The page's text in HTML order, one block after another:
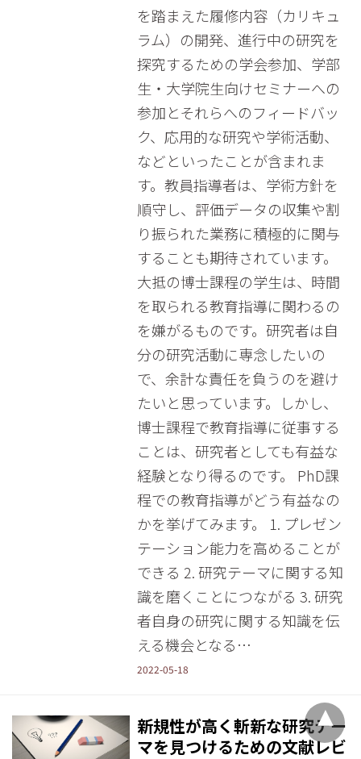
を踏まえた履修内容（カリキュ
ラム）の開発、進行中の研究を
探究するための学会参加、学部
生・大学院生向けセミナーへの
参加とそれらへのフィードバッ
ク、応用的な研究や学術活動、
などといったことが含まれま
す。教員指導者は、学術方針を
順守し、評価データの収集や割
り振られた業務に積極的に関与
することも期待されています。
大抵の博士課程の学生は、時間
を取られる教育指導に関わるの
を嫌がるものです。研究者は自
分の研究活動に専念したいの
で、余計な責任を負うのを避け
たいと思っています。しかし、
博士課程で教育指導に従事する
ことは、研究者としても有益な
経験となり得るのです。 PhD課
程での教育指導がどう有益なの
かを挙げてみます。 1. プレゼン
テーション能力を高めることが
できる 2. 研究テーマに関する知
識を磨くことにつながる 3. 研究
者自身の研究に関する知識を伝
える機会となる…
2022-05-18
新規性が高く斬新な研究テー
マを見つけるための文献レビ